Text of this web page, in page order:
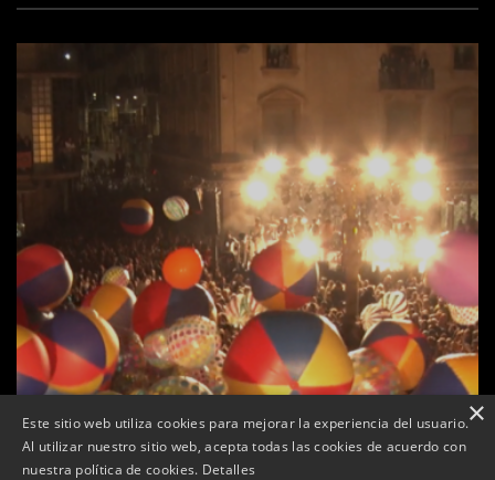
Tàrrega farà bategar la història amb l’estrena de “Lo
×
Este sitio web utiliza cookies para mejorar la experiencia del usuario.
Al utilizar nuestro sitio web, acepta todas las cookies de acuerdo con
nuestra política de cookies. Detalles